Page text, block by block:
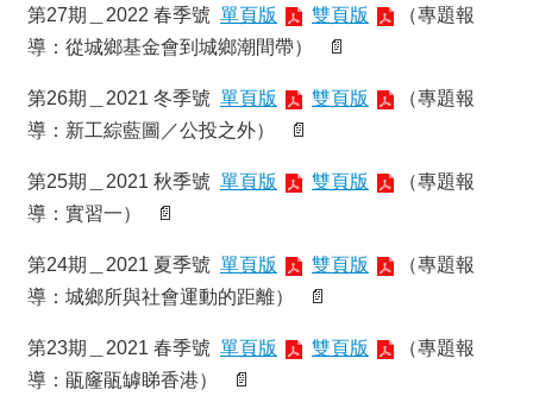
捐
款
關
資
臺
灣
大
學
首
臺
灣
第27期＿2022 春季號 單頁版 雙頁版
（專題報
導：從城鄉基金會到城鄉潮間帶） 📄
第26期＿2021 冬季號 單頁版 雙頁版
（專題報
導：新工綜藍圖／公投之外） 📄
第25期＿2021 秋季號 單頁版 雙頁版
（專題報
導：實習一） 📄
第24期＿2021 夏季號 單頁版 雙頁版
（專題報
導：城鄉所與社會運動的距離） 📄
第23期＿2021 春季號 單頁版 雙頁版
（專題報
導：瓹窿瓹罅睇香港） 📄